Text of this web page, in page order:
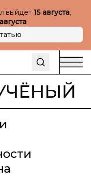
выйдет 15 августа,